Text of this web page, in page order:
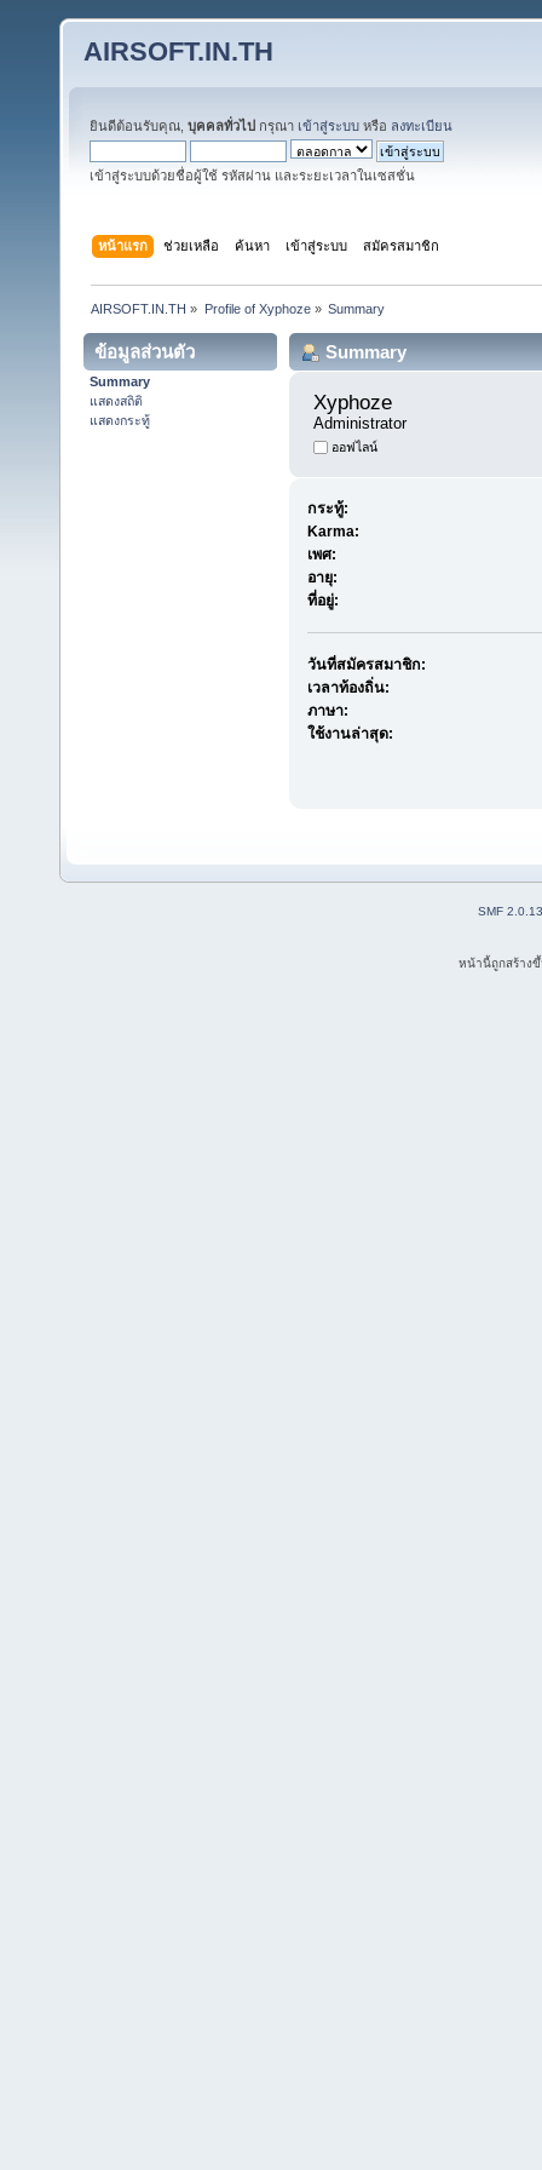
AIRSOFT.IN.TH
ยินดีต้อนรับคุณ, บุคคลทั่วไป กรุณา เข้าสู่ระบบ หรือ ลงทะเบียน
เข้าสู่ระบบด้วยชื่อผู้ใช้ รหัสผ่าน และระยะเวลาในเซสชั่น
หน้าแรก ช่วยเหลือ ค้นหา เข้าสู่ระบบ สมัครสมาชิก
AIRSOFT.IN.TH » Profile of Xyphoze» Summary
ข้อมูลส่วนตัว
Summary
แสดงสถิติ
แสดงกระทู้
Summary
Xyphoze
Administrator
ออฟไลน์
กระทู้:
Karma:
เพศ:
อายุ:
ที่อยู่:
วันที่สมัครสมาชิก:
เวลาท้องถิ่น:
ภาษา:
ใช้งานล่าสุด:
SMF 2.0.13
หน้านี้ถูกสร้าง